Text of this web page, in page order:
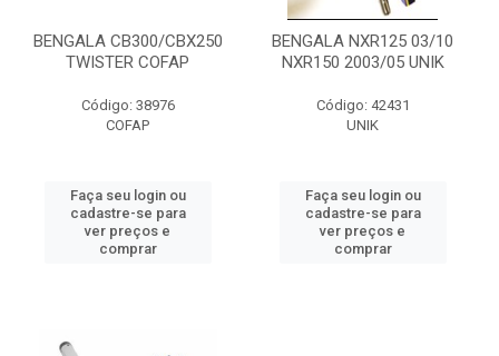
BENGALA CB300/CBX250
TWISTER COFAP
Código: 38976
COFAP
Faça seu login ou
cadastre-se para
ver preços e
comprar
BENGALA NXR125 03/10
NXR150 2003/05 UNIK
Código: 42431
UNIK
Faça seu login ou
cadastre-se para
ver preços e
comprar